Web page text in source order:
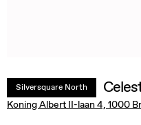
Silversquare North
Koning Albert II-laan 4, 1000